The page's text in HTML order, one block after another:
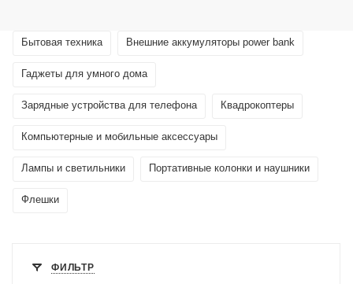
Бытовая техника Внешние аккумуляторы power bank
Гаджеты для умного дома
Зарядные устройства для телефона Квадрокоптеры
Компьютерные и мобильные аксессуары
Лампы и светильники Портативные колонки и наушники
Флешки
ФИЛЬТР